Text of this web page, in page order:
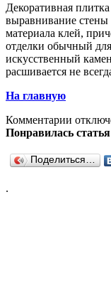
Декоративная
выравнивание
материала клей,
отделки обычный
искусственный
расшивается не
На главную
Комментарии
Понравилась
Поделиться…
.